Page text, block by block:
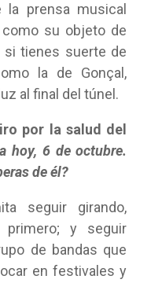
prensa musical
su objeto de
si tienes suerte de
la de Gonçal,
al final del túnel.
por la salud del
hoy, 6 de octubre.
de él?
seguir girando,
y seguir
de bandas que
en festivales y